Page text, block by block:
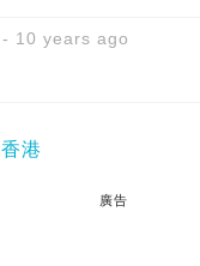
10 years ago
香港
廣告